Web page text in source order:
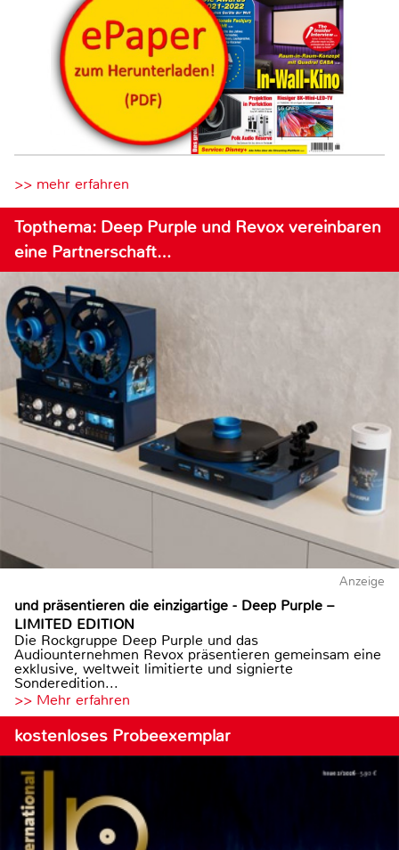
>> mehr erfahren
Topthema: Deep Purple und Revox vereinbaren
eine Partnerschaft…
Anzeige
und präsentieren die einzigartige - Deep Purple –
LIMITED EDITION
Die Rockgruppe Deep Purple und das
Audiounternehmen Revox präsentieren gemeinsam eine
exklusive, weltweit limitierte und signierte
Sonderedition...
>> Mehr erfahren
kostenloses Probeexemplar